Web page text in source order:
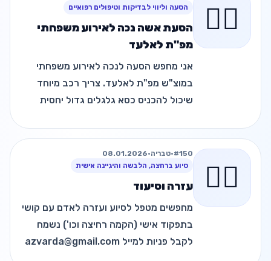
🧑‍⚕️
הסעה וליווי לבדיקות וטיפולים רפואיים
הסעת אשה נכה לאירוע משפחתי
מפ"ת לאלעד
אני מחפש הסעה לנכה לאירוע משפחתי
במוצ"ש מפ"ת לאלעד. צריך רכב מיוחד
שיכול להכניס כסא גלגלים גדול יחסית
🧑‍⚕️
#150
•טבריה•
08.01.2026
סיוע ברחצה, הלבשה והיגיינה אישית
עזרה וסיעוד
מחפשים מטפל לסיוע ועזרה לאדם עם קושי
בתפקוד אישי (הקמה רחיצה וכו') נשמח
לקבל פניות למייל azvarda@gmail.com